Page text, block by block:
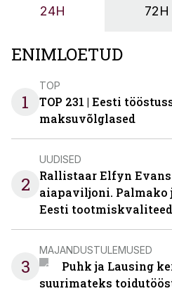
24H 72H
ENIMLOETUD
1
TOP
TOP 231 | Eesti
maksuvõlglased
2
UUDISED
Rallistaar Elfyn
aiapaviljoni. Palmako
Eesti
3
MAJANDUSTULEMUSED
Puhk ja Lausing
suurimateks